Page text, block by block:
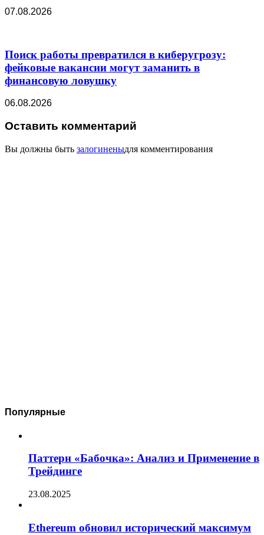
07.08.2026
Поиск работы превратился в киберугрозу:
фейковые вакансии могут заманить в
финансовую ловушку
06.08.2026
Оставить комментарий
Вы должны быть залогиненыдля комментирования
Популярные
Паттерн «Бабочка»: Анализ и Применение в
Трейдинге
23.08.2025
Ethereum обновил исторический максимум